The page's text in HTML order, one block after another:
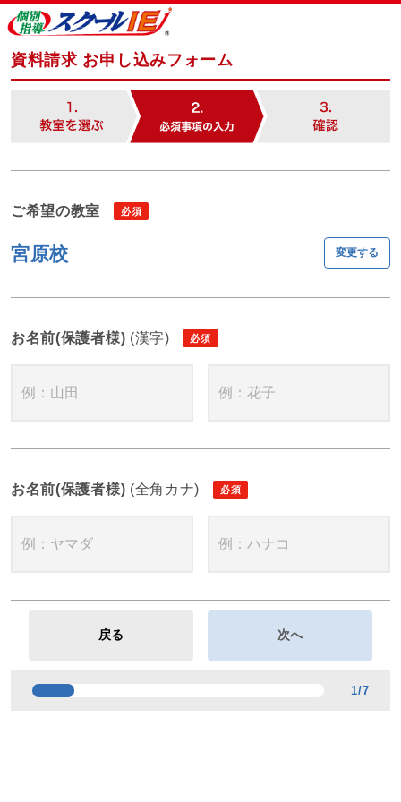
資料請求 お申し込みフォーム
ご希望の教室
宮原校 変更する
お名前(保護者様) (漢字)
お名前(保護者様) (全角カナ)
1/7